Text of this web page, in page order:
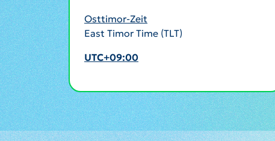
Osttimor-Zeit
East Timor Time (TLT)
UTC+09:00